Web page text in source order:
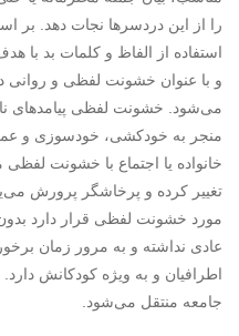
را از این دردسرها نجات دهد.
استفاده از الفاظ و کلمات بد با
و با عنوان خشونت لفظی و روانی
می‌شود. خشونت لفظی پیامد‏های
منجر به خودکشی، خودسوزی و
خانواده یا اجتماع با خشونت
تغییر کرده و پرخاشگر پرورش
مورد خشونت لفظی قرار دارد
عادی نداشته و به مرور زمان
اطرافیان و به ویژه کودکانش
جامعه منتقل می‌شود.